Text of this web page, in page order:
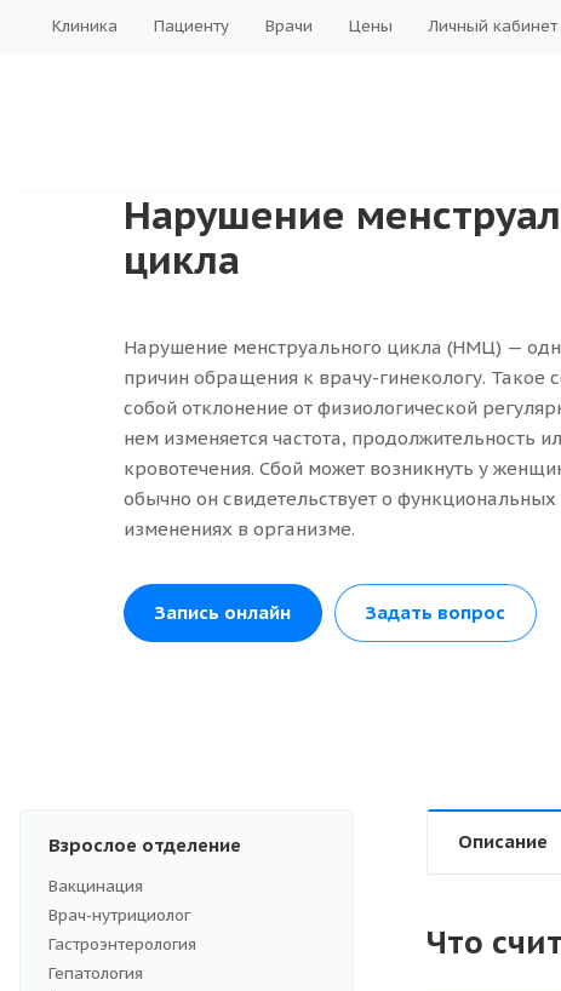
Клиника Пациенту Врачи Цены Личный кабинет
Нарушение
цикла
Нарушение менструального цикла (НМЦ) —
причин обращения к врачу-гинекологу. Такое
собой отклонение от физиологической
нем изменяется частота, продолжительность
кровотечения. Сбой может возникнуть у
обычно он свидетельствует о функциональных
изменениях в организме.
Запись онлайн Задать вопрос
Взрослое отделение
Вакцинация
Врач-нутрициолог
Гастроэнтерология
Гепатология
Описание
Что